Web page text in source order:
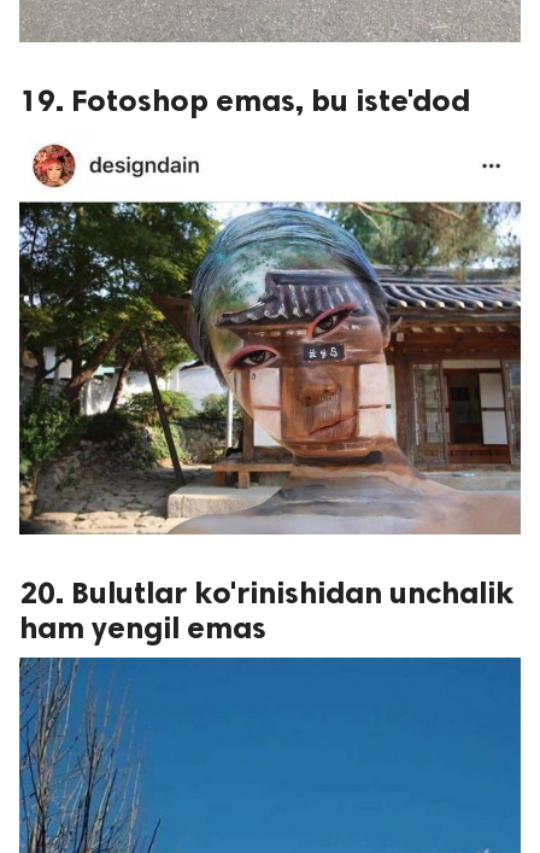
19. Fotoshop emas, bu iste'dod
20. Bulutlar ko'rinishidan unchalik
ham yengil emas